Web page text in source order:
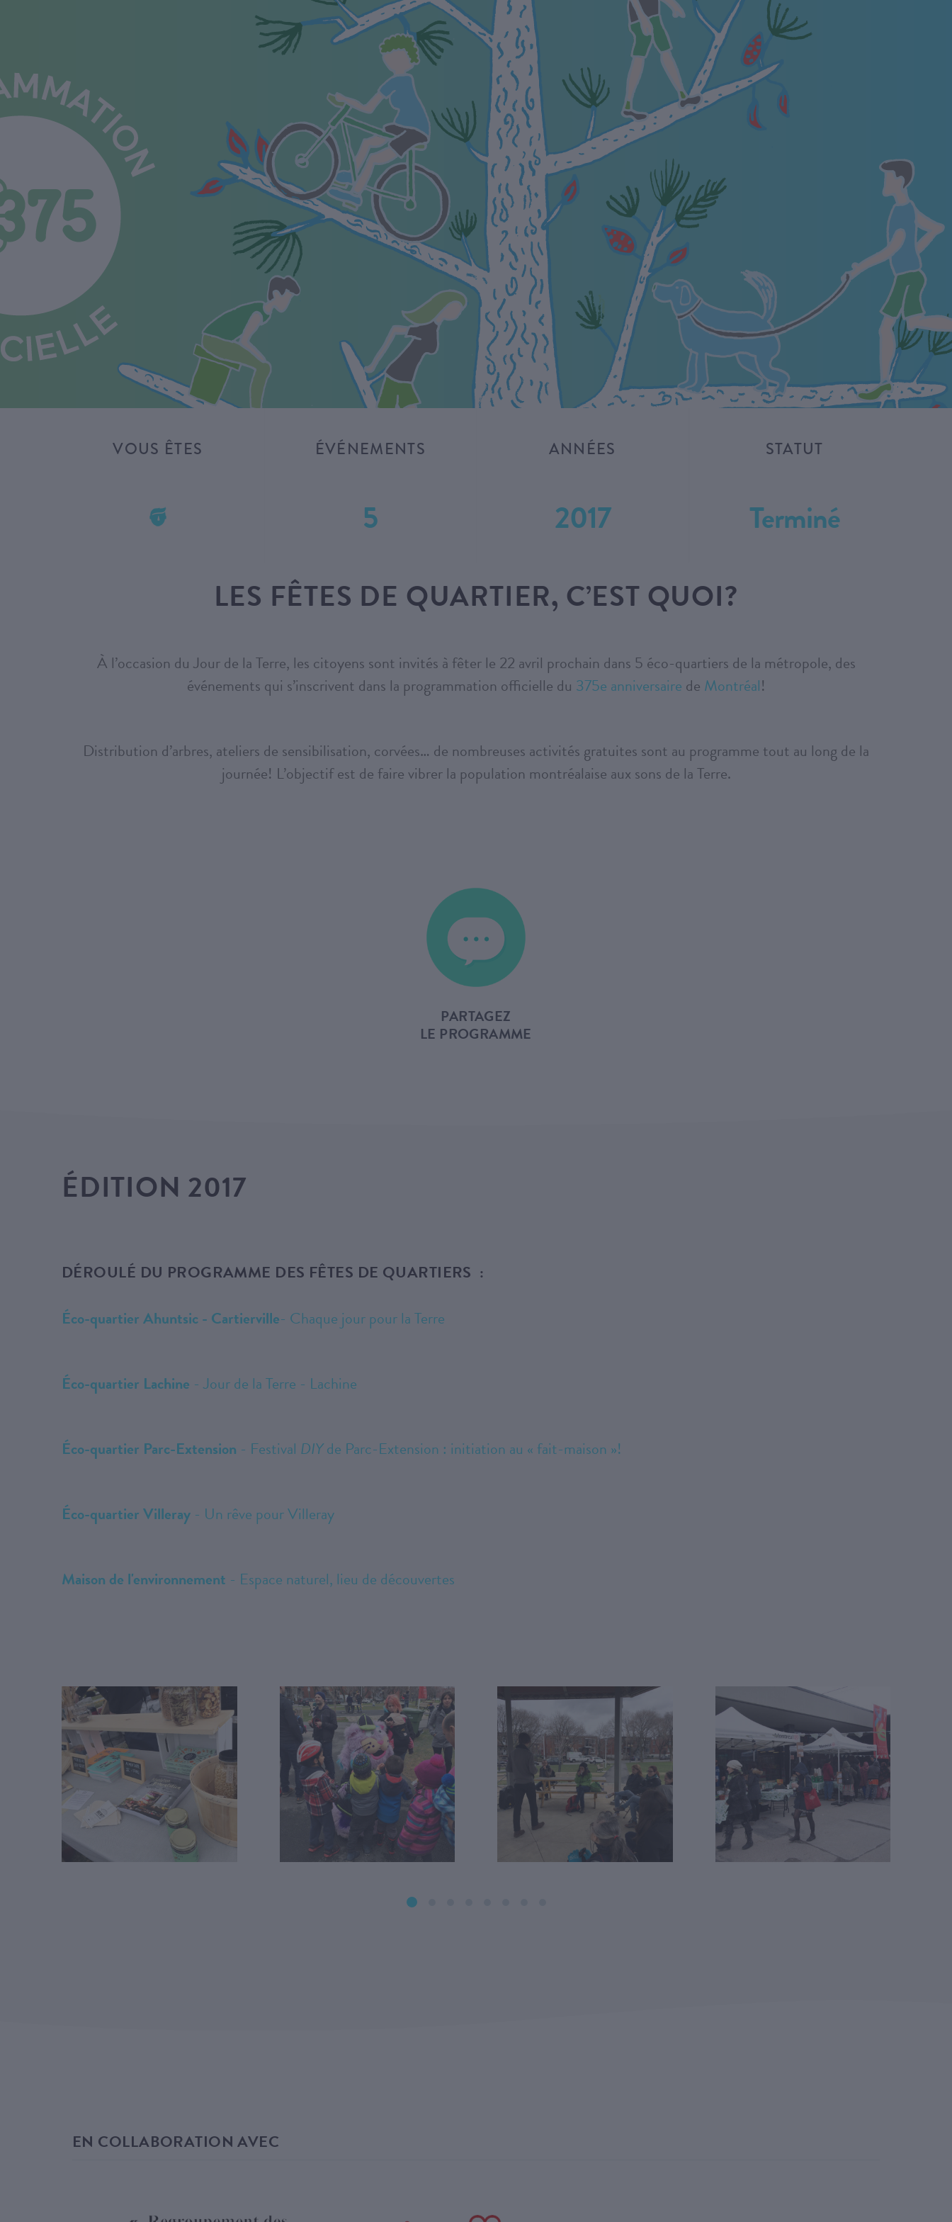
VOUS ÊTES ÉVÉNEMENTS
5
ANNÉES
2017
STATUT
Terminé
LES FÊTES DE QUARTIER, C’EST QUOI?
À l’occasion du Jour de la Terre, les citoyens sont invités à fêter le 22 avril prochain dans 5 éco-quartiers de la métropole, des
événements qui s’inscrivent dans la programmation officielle du 375e anniversaire de Montréal!
Distribution d’arbres, ateliers de sensibilisation, corvées… de nombreuses activités gratuites sont au programme tout au long de la
journée! L’objectif est de faire vibrer la population montréalaise aux sons de la Terre.
PARTAGEZ
LE PROGRAMME
ÉDITION 2017
DÉROULÉ DU PROGRAMME DES FÊTES DE QUARTIERS :
Éco-quartier Ahuntsic - Cartierville- Chaque jour pour la Terre
Éco-quartier Lachine - Jour de la Terre - Lachine
Éco-quartier Parc-Extension - Festival DIYde Parc-Extension : initiation au « fait-maison »!
Éco-quartier Villeray - Un rêve pour Villeray
Maison de l'environnement - Espace naturel, lieu de découvertes
EN COLLABORATION AVEC